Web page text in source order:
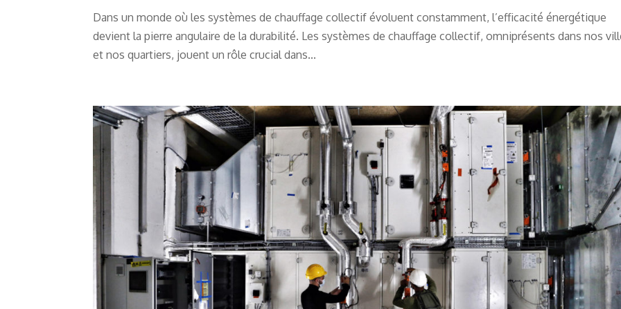
Dans un monde où les systèmes de chauffage collectif évoluent constamment, l’efficacité énergétique
devient la pierre angulaire de la durabilité. Les systèmes de chauffage collectif, omniprésents dans nos
et nos quartiers, jouent un rôle crucial dans...